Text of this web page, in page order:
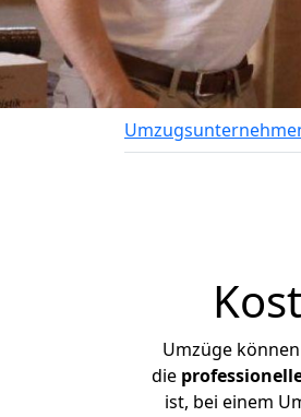
Umzüge
die
ist, bei einem